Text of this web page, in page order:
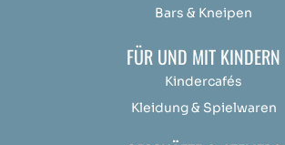
Bars & Kneipen
FÜR UND MIT KINDERN
Kindercafés
Kleidung & Spielwaren